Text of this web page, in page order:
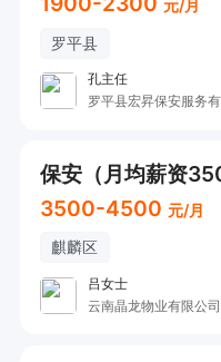
元/月
罗平县
孔主任
罗平县宏昇保安服务
保安（月均薪资
3500-4500 元/月
麒麟区
吕女士
云南晶龙物业有限公司